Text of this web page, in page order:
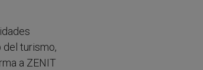
del turismo,
a ZENIT